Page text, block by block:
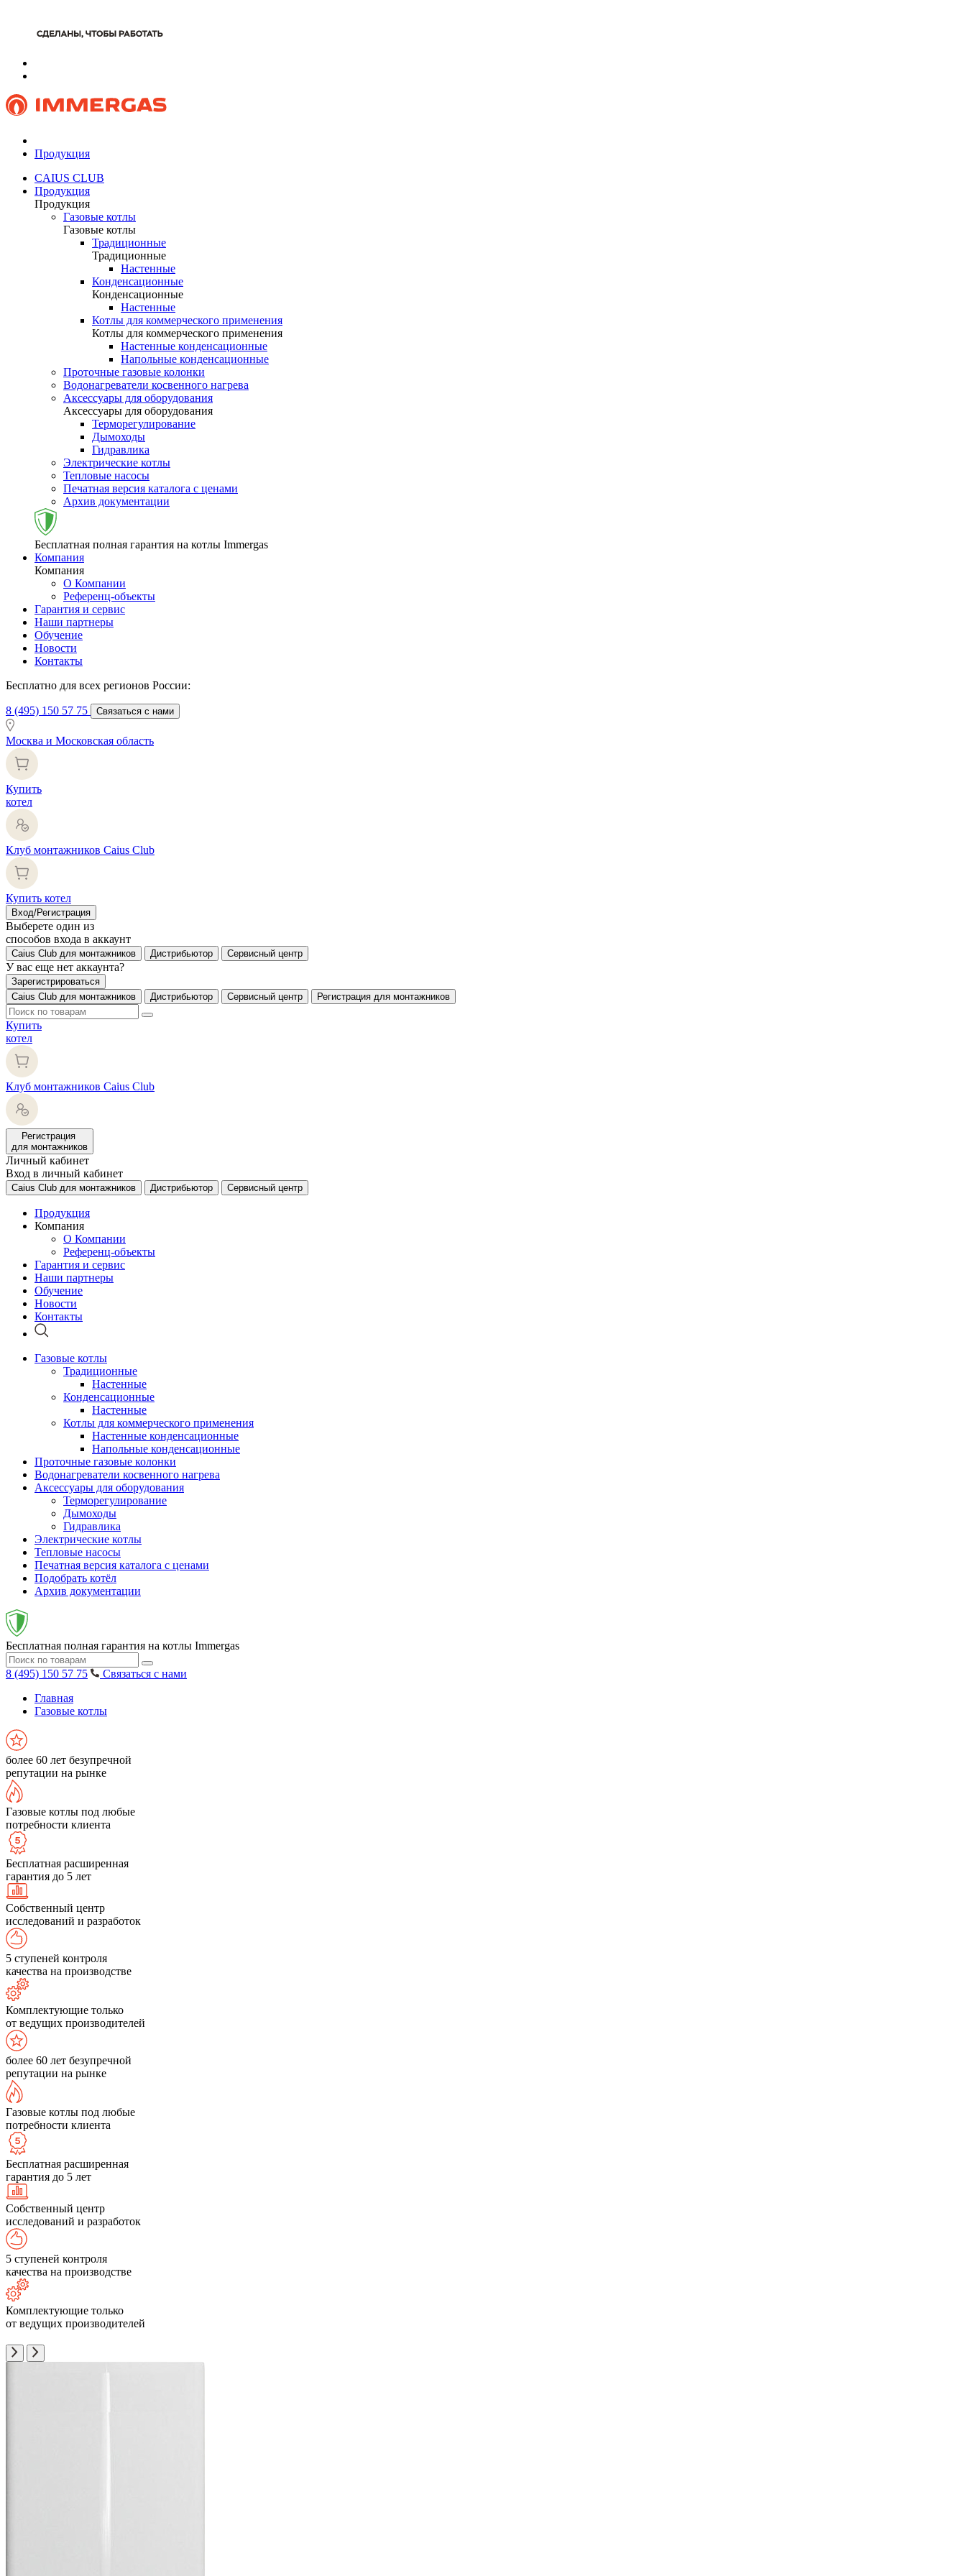
Продукция
CAIUS CLUB
Продукция
Продукция
Газовые котлы
Газовые котлы
Традиционные
Традиционные
Настенные
Конденсационные
Конденсационные
Настенные
Котлы для коммерческого применения
Котлы для коммерческого применения
Настенные конденсационные
Напольные конденсационные
Проточные газовые колонки
Водонагреватели косвенного нагрева
Аксессуары для оборудования
Аксессуары для оборудования
Терморегулирование
Дымоходы
Гидравлика
Электрические котлы
Тепловые насосы
Печатная версия каталога с ценами
Архив документации
Бесплатная полная гарантия на котлы Immergas
Компания
Компания
О Компании
Референц-объекты
Гарантия и сервис
Наши партнеры
Обучение
Новости
Контакты
Бесплатно для всех регионов России:
8 (495) 150 57 75 Связаться с нами
Москва и Московская область
Купить
котел
Клуб монтажников Caius Club
Купить котел
Вход/Регистрация
Выберете один из
способов входа в аккаунт
Caius Club для монтажников Дистрибьютор Сервисный центр
У вас еще нет аккаунта?
Зарегистрироваться
Caius Club для монтажников
Дистрибьютор Сервисный центр Регистрация для монтажников
Купить
котел
Клуб монтажников Caius Club
Регистрация
для монтажников
Личный кабинет
Вход в личный кабинет
Caius Club для монтажников Дистрибьютор Сервисный центр
Продукция
Компания
О Компании
Референц-объекты
Гарантия и сервис
Наши партнеры
Обучение
Новости
Контакты
Газовые котлы
Традиционные
Настенные
Конденсационные
Настенные
Котлы для коммерческого применения
Настенные конденсационные
Напольные конденсационные
Проточные газовые колонки
Водонагреватели косвенного нагрева
Аксессуары для оборудования
Терморегулирование
Дымоходы
Гидравлика
Электрические котлы
Тепловые насосы
Печатная версия каталога с ценами
Подобрать котёл
Архив документации
Бесплатная полная гарантия на котлы Immergas
8 (495) 150 57 75
Связаться с нами
Главная
Газовые котлы
более 60 лет безупречной
репутации на рынке
Газовые котлы под любые
потребности клиента
Бесплатная расширенная
гарантия до 5 лет
Собственный центр
исследований и разработок
5 ступеней контроля
качества на производстве
Комплектующие только
от ведущих производителей
более 60 лет безупречной
репутации на рынке
Газовые котлы под любые
потребности клиента
Бесплатная расширенная
гарантия до 5 лет
Собственный центр
исследований и разработок
5 ступеней контроля
качества на производстве
Комплектующие только
от ведущих производителей